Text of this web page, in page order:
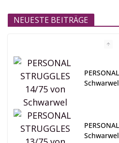
NEUESTE BEITRÄGE
Schwarwel
Schwarwel